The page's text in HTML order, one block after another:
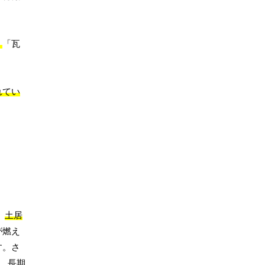
「瓦
てい
土居
え
さ